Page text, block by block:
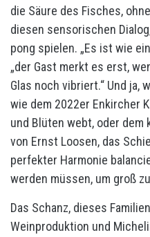
die Säure des Fisches,
diesen sensorischen
pong spielen. „Es ist wie
„der Gast merkt es erst,
Glas noch vibriert.“ Und ja,
wie dem 2022er Enkircher
und Blüten webt, oder
von Ernst Loosen, das
perfekter Harmonie
werden müssen, um groß
Das Schanz, dieses
Weinproduktion und